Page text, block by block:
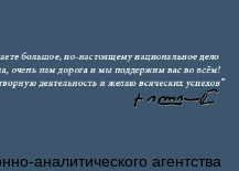
аналитического агентства